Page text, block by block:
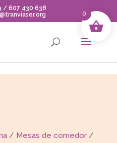
/ 607 430 638
/ Mesas de comedor/
0